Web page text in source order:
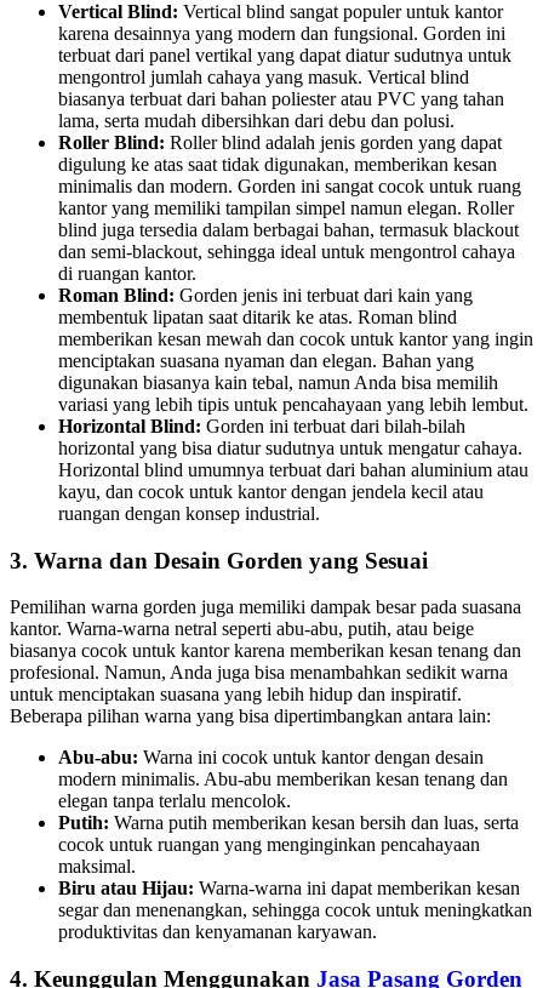
Vertical Blind: Vertical blind sangat populer untuk kantor
karena desainnya yang modern dan fungsional. Gorden ini
terbuat dari panel vertikal yang dapat diatur sudutnya untuk
mengontrol jumlah cahaya yang masuk. Vertical blind
biasanya terbuat dari bahan poliester atau PVC yang tahan
lama, serta mudah dibersihkan dari debu dan polusi.
Roller Blind: Roller blind adalah jenis gorden yang dapat
digulung ke atas saat tidak digunakan, memberikan kesan
minimalis dan modern. Gorden ini sangat cocok untuk ruang
kantor yang memiliki tampilan simpel namun elegan. Roller
blind juga tersedia dalam berbagai bahan, termasuk blackout
dan semi-blackout, sehingga ideal untuk mengontrol cahaya
di ruangan kantor.
Roman Blind: Gorden jenis ini terbuat dari kain yang
membentuk lipatan saat ditarik ke atas. Roman blind
memberikan kesan mewah dan cocok untuk kantor yang ingin
menciptakan suasana nyaman dan elegan. Bahan yang
digunakan biasanya kain tebal, namun Anda bisa memilih
variasi yang lebih tipis untuk pencahayaan yang lebih lembut.
Horizontal Blind: Gorden ini terbuat dari bilah-bilah
horizontal yang bisa diatur sudutnya untuk mengatur cahaya.
Horizontal blind umumnya terbuat dari bahan aluminium atau
kayu, dan cocok untuk kantor dengan jendela kecil atau
ruangan dengan konsep industrial.
3. Warna dan Desain Gorden yang Sesuai
Pemilihan warna gorden juga memiliki dampak besar pada suasana
kantor. Warna-warna netral seperti abu-abu, putih, atau beige
biasanya cocok untuk kantor karena memberikan kesan tenang dan
profesional. Namun, Anda juga bisa menambahkan sedikit warna
untuk menciptakan suasana yang lebih hidup dan inspiratif.
Beberapa pilihan warna yang bisa dipertimbangkan antara lain:
Abu-abu: Warna ini cocok untuk kantor dengan desain
modern minimalis. Abu-abu memberikan kesan tenang dan
elegan tanpa terlalu mencolok.
Putih: Warna putih memberikan kesan bersih dan luas, serta
cocok untuk ruangan yang menginginkan pencahayaan
maksimal.
Biru atau Hijau: Warna-warna ini dapat memberikan kesan
segar dan menenangkan, sehingga cocok untuk meningkatkan
produktivitas dan kenyamanan karyawan.
4. Keunggulan Menggunakan Jasa Pasang Gorden